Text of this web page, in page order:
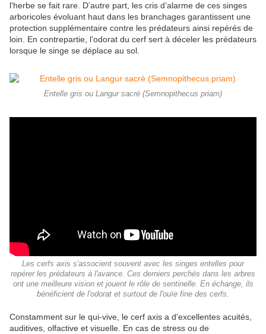
l'herbe se fait rare. D’autre part, les cris d’alarme de ces singes
arboricoles évoluant haut dans les branchages garantissent une
protection supplémentaire contre les prédateurs ainsi repérés de
loin. En contrepartie, l’odorat du cerf sert à déceler les prédateurs
lorsque le singe se déplace au sol.
Entelle gris ou Langur sacré (Semnopithecus priam)
Les cerfs axis s'associent souvent avec les singes entelles pour
repérer les prédateurs à l'avance. Ces derniers perchés dans les arbres
ont une meilleure vision et jouent le rôle de sentinelle. En échange, ils
bénéficient de l'odorat et surtout de l'ouïe fine des cerfs.
Constamment sur le qui-vive, le cerf axis a d'excellentes acuités,
auditives, olfactive et visuelle. En cas de stress ou de